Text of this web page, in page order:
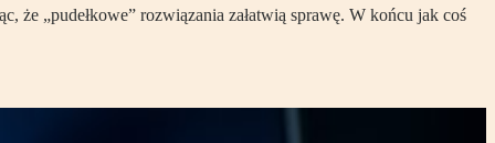
że „pudełkowe” rozwiązania załatwią sprawę. W końcu jak coś